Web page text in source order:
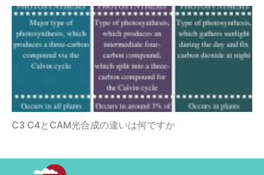
C3 C4とCAM光合成の違いは何ですか